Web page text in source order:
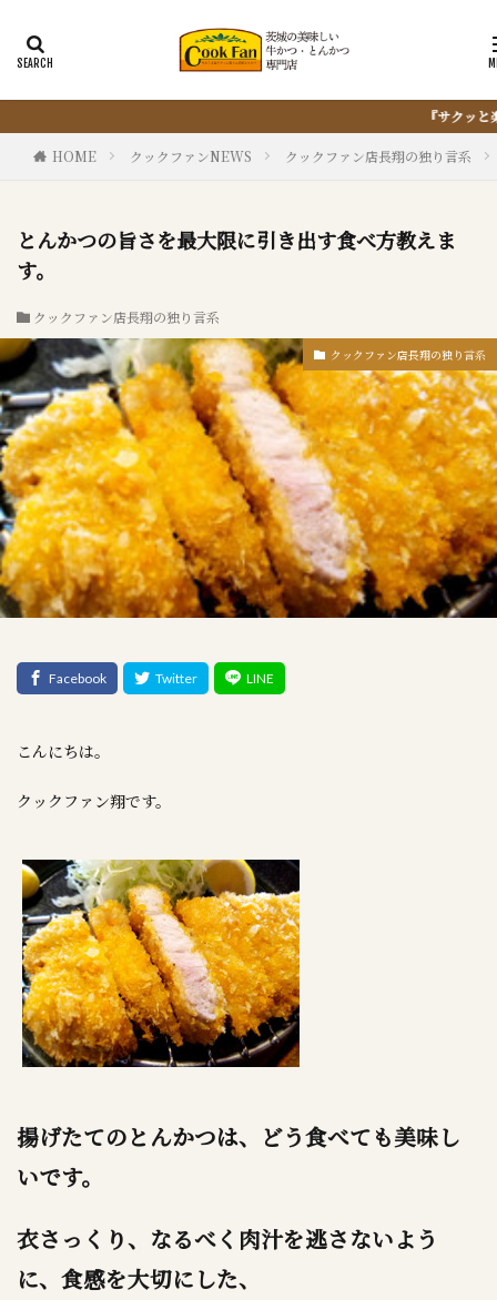
『サクッと楽ちん冷凍とんかつ』は、仕込まない・揚げない・油捨
HOME クックファンNEWS クックファン店長翔の独り言系
とんかつの旨さを最大限に引き出す食べ方教えま
す。
クックファン店長翔の独り言系
クックファン店長翔の独り言系
こんにちは。
クックファン翔です。
揚げたてのとんかつは、どう食べても美味し
いです。
衣さっくり、なるべく肉汁を逃さないよう
に、食感を大切にした、